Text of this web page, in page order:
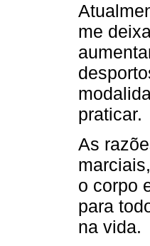
me
praticar.
As
o corpo
para
na vida.